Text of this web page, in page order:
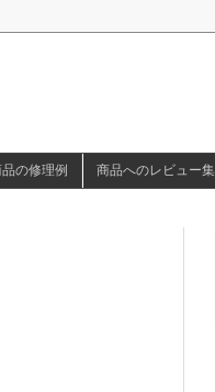
の修理例 商品へのレビュー集